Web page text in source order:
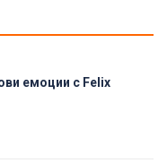
емоции с Felix